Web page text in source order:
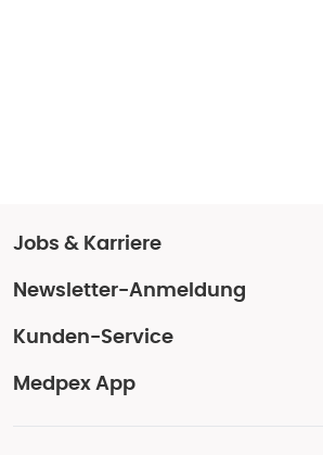
Jobs & Karriere
Newsletter-Anmeldung
Kunden-Service
Medpex App